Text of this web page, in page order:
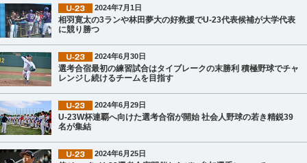
2024年7月1日
相羽寛太の3ランや林田夢大の好救援でU-23代表候補が大学代表
に競り勝つ
2024年6月30日
選考合宿最初の練習試合はタイブレークの末勝利 積極野球でチャ
レンジし続けるチームを目指す
2024年6月29日
U-23W杯連覇へ向けた選考合宿が開始 社会人野球の若き精鋭39
名が集結
2024年6月25日